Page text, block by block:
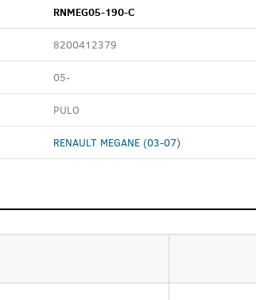
RNMEG05-190-C
8200412379
05-
PULO
RENAULT MEGANE (03-07)